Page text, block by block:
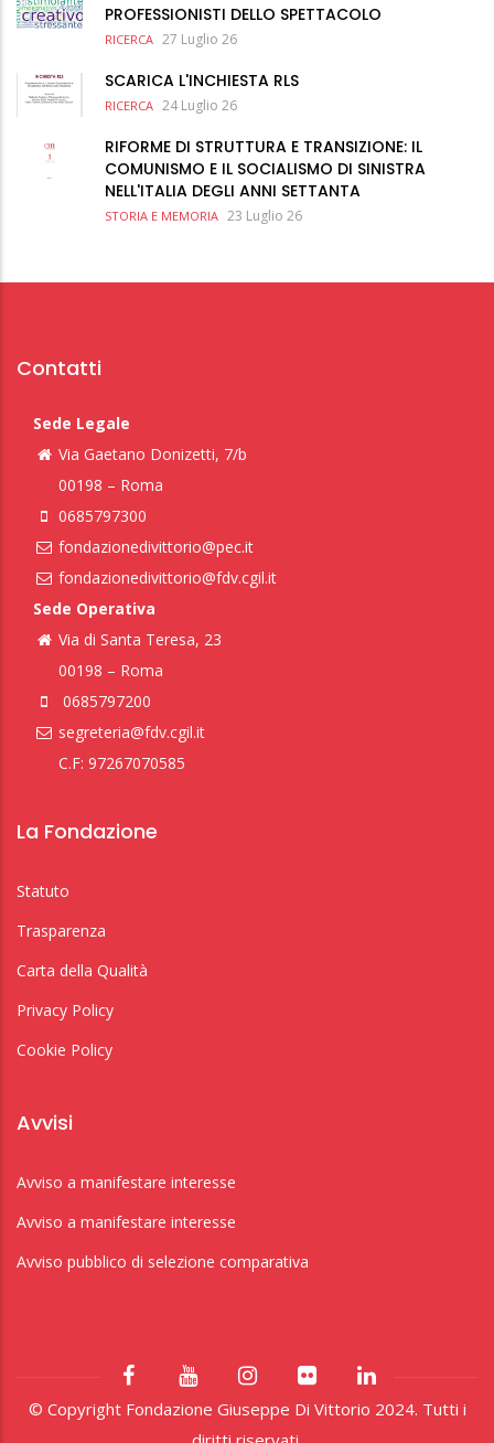
PROFESSIONISTI DELLO SPETTACOLO
RICERCA 27 Luglio 26
SCARICA L'INCHIESTA RLS
RICERCA 24 Luglio 26
RIFORME DI STRUTTURA E TRANSIZIONE: IL
COMUNISMO E IL SOCIALISMO DI SINISTRA
NELL'ITALIA DEGLI ANNI SETTANTA
STORIA E MEMORIA 23 Luglio 26
Contatti
Sede Legale
Via Gaetano Donizetti, 7/b
00198 – Roma
0685797300
fondazionedivittorio@pec.it
fondazionedivittorio@fdv.cgil.it
Sede Operativa
Via di Santa Teresa, 23
00198 – Roma
0685797200
segreteria@fdv.cgil.it
C.F: 97267070585
La Fondazione
Statuto
Trasparenza
Carta della Qualità
Privacy Policy
Cookie Policy
Avvisi
Avviso a manifestare interesse
Avviso a manifestare interesse
Avviso pubblico di selezione comparativa
© Copyright Fondazione Giuseppe Di Vittorio 2024. Tutti i